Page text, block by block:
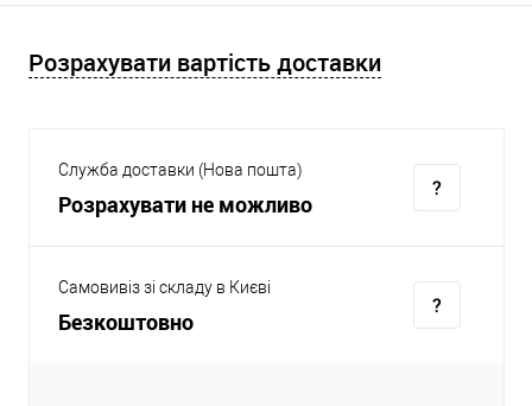
Розрахувати вартість доставки
Служба доставки (Нова пошта)
Розрахувати не можливо
Самовивіз зі складу в Києві
Безкоштовно